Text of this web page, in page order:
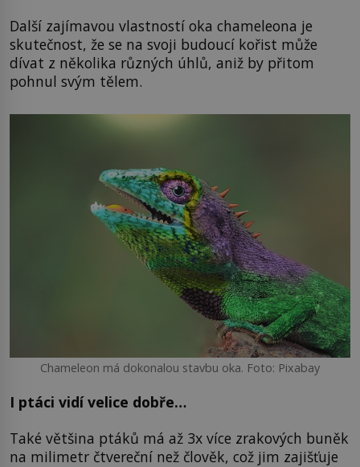
Další zajímavou vlastností oka chameleona je
skutečnost, že se na svoji budoucí kořist může
dívat z několika různých úhlů, aniž by přitom
pohnul svým tělem.
Chameleon má dokonalou stavbu oka. Foto: Pixabay
I ptáci vidí velice dobře…
Také většina ptáků má až 3x více zrakových buněk
na milimetr čtvereční než člověk, což jim zajišťuje